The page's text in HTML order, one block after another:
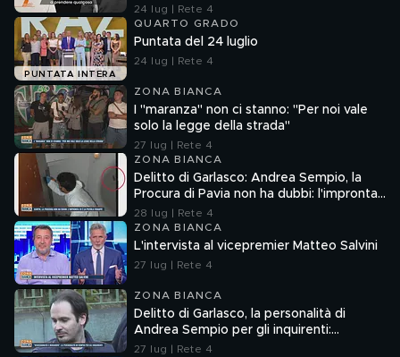
24 lug | Rete 4
PUNTATA INTERA
QUARTO GRADO
Puntata del 24 luglio
24 lug | Rete 4
ZONA BIANCA
I "maranza" non ci stanno: "Per noi vale
solo la legge della strada"
27 lug | Rete 4
ZONA BIANCA
Delitto di Garlasco: Andrea Sempio, la
Procura di Pavia non ha dubbi: l'impronta
33 è la pistola fumante
28 lug | Rete 4
ZONA BIANCA
L'intervista al vicepremier Matteo Salvini
27 lug | Rete 4
ZONA BIANCA
Delitto di Garlasco, la personalità di
Andrea Sempio per gli inquirenti:
"Ossessionato e bugiardo"
27 lug | Rete 4